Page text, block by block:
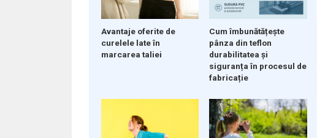
Avantaje oferite de
curelele late în
marcarea taliei
Cum îmbunătățește
pânza din teflon
durabilitatea și
siguranța în procesul de
fabricație